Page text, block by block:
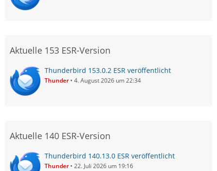
Aktuelle 153 ESR-Version
Thunderbird 153.0.2 ESR veröffentlicht
Thunder 4. August 2026 um 22:34
Aktuelle 140 ESR-Version
Thunderbird 140.13.0 ESR veröffentlicht
Thunder 22. Juli 2026 um 19:16